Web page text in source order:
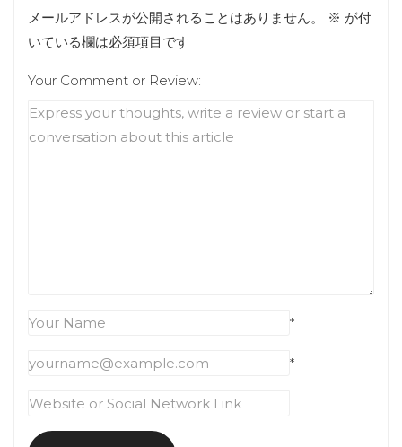
メールアドレスが公開されることはありません。 ※ が付
いている欄は必須項目です
Your Comment or Review:
*
*